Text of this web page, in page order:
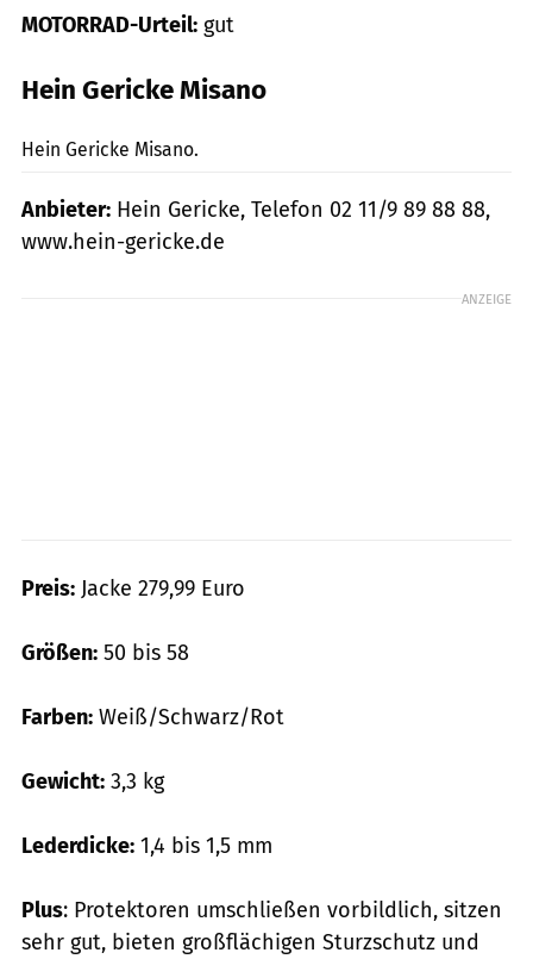
MOTORRAD-Urteil: gut
Hein Gericke Misano
Hein Gericke Misano.
Anbieter: Hein Gericke, Telefon 02 11/9 89 88 88,
www.hein-gericke.de
ANZEIGE
Preis: Jacke 279,99 Euro
Größen: 50 bis 58
Farben: Weiß/Schwarz/Rot
Gewicht: 3,3 kg
Lederdicke: 1,4 bis 1,5 mm
Plus: Protektoren umschließen vorbildlich, sitzen
sehr gut, bieten großflächigen Sturzschutz und